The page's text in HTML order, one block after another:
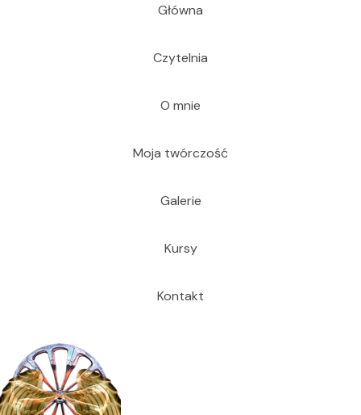
Główna
Czytelnia
O mnie
Moja twórczość
Galerie
Kursy
Kontakt